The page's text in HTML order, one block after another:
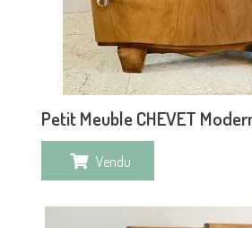
Petit Meuble CHEVET
Vendu